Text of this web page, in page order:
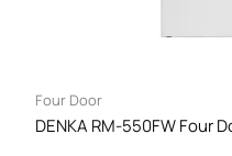
Four Door
DENKA RM-550FW Four